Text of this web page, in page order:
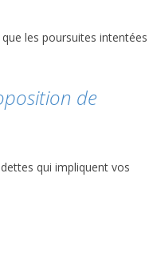
les poursuites intentées
de
qui impliquent vos